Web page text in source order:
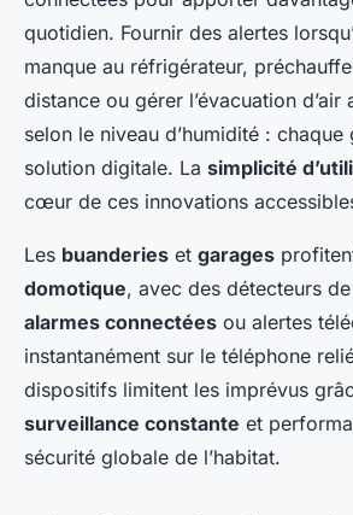
quotidien. Fournir des alertes
manque au réfrigérateur,
distance ou gérer l’évacuation d’air
selon le niveau d’humidité : chaque
solution digitale. La simplicité
cœur de ces innovations
Les buanderies et garages
domotique, avec des détecteurs de
alarmes connectées ou alertes
instantanément sur le téléphone
dispositifs limitent les imprévus
surveillance constante et
sécurité globale de l’habitat.